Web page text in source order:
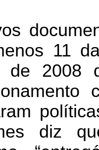
11
2008
diz